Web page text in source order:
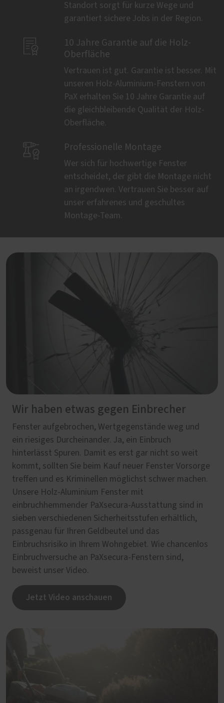
Standort sorgt für kurze Wege und
garantiert sichere Jobs in der Region.

10 Jahre Garantie auf die Holz-
Oberfläche
Vertrauen ist gut. Garantie ist besser. Mit
unseren Holz-Aluminium-Fenstern von
PaX erhalten Sie 10 Jahre Garantie auf
die gleichbleibende Qualität der Holz-
Oberfläche.
 Professionelle Montage
Wer sich für hochwertige Fenster
entscheidet, der gibt die Montage nicht
an irgendwen. Vertrauen Sie besser auf
unser erfahrenes und geschultes
Montage-Team.
Wir haben etwas gegen Einbrecher
Fenster aufgebrochen, Wertgegenstände weg und
ein riesiges Durcheinander. Ja, ein Einbruch
hinterlässt Spuren. Damit es erst gar nicht so weit
kommt, sollten Sie beim Kauf neuer Fenster Vorsorge
treffen und es Kriminellen möglichst schwer machen.
Unsere Holz-Aluminium Fenster mit
einbruchhemmender PaXsecura-Ausstattung sind in
sieben verschiedenen Sicherheitsstufen erhältlich,
passgenau für Ihren Geldbeutel und das
Einbruchsrisiko in Ihrem Wohngebiet. Wie chancenlos
Einbruchversuche an PaXsecura-Fenstern sind,
beweist unser Video.
Jetzt Video anschauen